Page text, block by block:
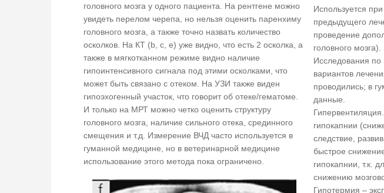
головного мозга у одного пациента. На рентгене можно
увидеть перелом черепа, но нельзя оценить паренхиму
головного мозга, а также точно назвать количество
осколков. На КТ (b, c, e) уже видно, что есть 2 осколка, а
также в мягкотканном режиме видно наличие
гипоинтенсивного сигнала под этими осколками, что
может быть связано с отеком. На УЗИ также виден
гипоэхогенный участок, что говорит об отеке/гематоме.
И только на МРТ можно четко оценить структуру
головного мозга, наличие сильного отека, срединного
смещения и т.д. Измерение ВЧД часто используется в
гуманной медицине, но в ветеринарной медицине
использование этого метода пока ограничено.
Используется
предыдущего
проведение
головного мозга).
Исследования
вариантов
проводились; в
данные.
гипокапнии
следствие,
быстрое
гипокапнии, т.к.
снижению
Гипотермия –